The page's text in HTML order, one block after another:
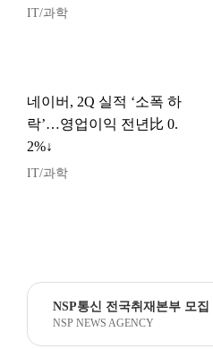
IT/과학
네이버, 2Q 실적 ‘소폭 하
락’…영업이익 전년比 0.
2%↓
IT/과학
NSP통신 전국취재본부 모집
NSP NEWS AGENCY